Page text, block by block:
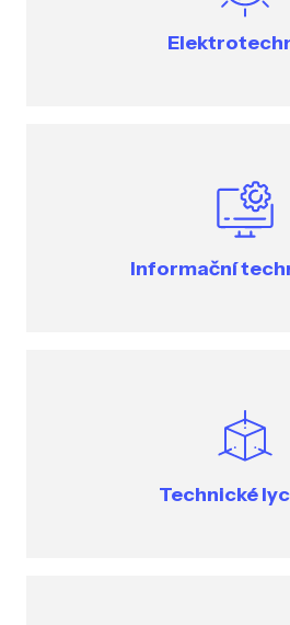
Informační
Technické